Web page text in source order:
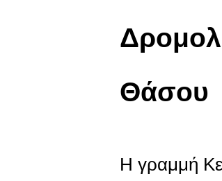
Θάσου
Η γραμμή